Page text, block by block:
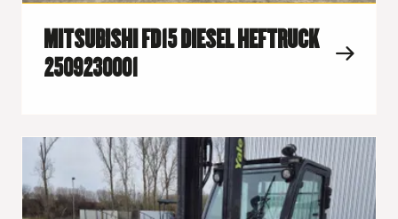
MITSUBISHI FD15 DIESEL HEFTRUCK
2509230001